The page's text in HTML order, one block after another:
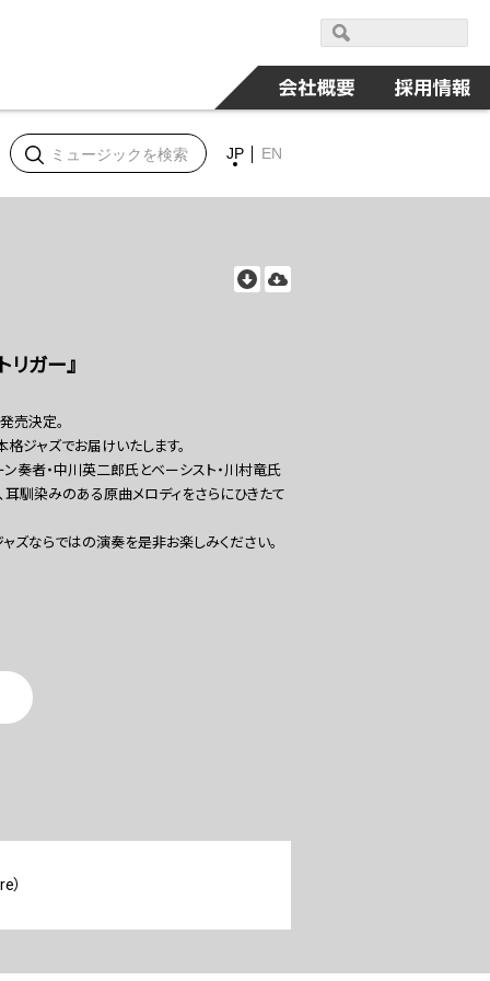
JP EN
リガー』
売決定。
格ジャズでお届けいたします。
奏者・中川英二郎氏とベーシスト・川村竜氏
耳馴染みのある原曲メロディをさらにひきたて
ズならではの演奏を是非お楽しみください。
）